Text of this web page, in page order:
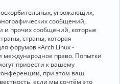
угрожающих,
сообщений,
и прочих сообщений, которые
страны, которая
форумов «Arch Linux -
международное право. Попытки
привести к вашему
при этом ваш
если мы сочтём это